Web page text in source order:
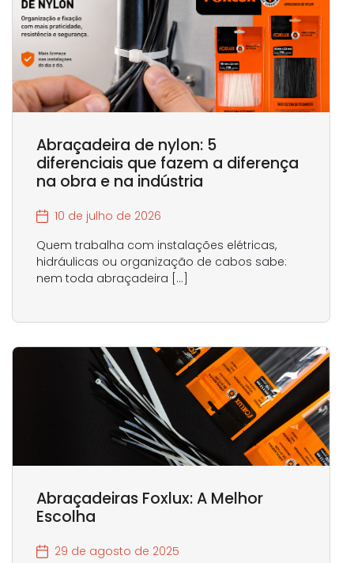
Abraçadeira de nylon: 5
diferenciais que fazem a diferença
na obra e na indústria
10 de julho de 2026
Quem trabalha com instalações elétricas,
hidráulicas ou organização de cabos sabe:
nem toda abraçadeira […]
Abraçadeiras Foxlux: A Melhor
Escolha
29 de agosto de 2025